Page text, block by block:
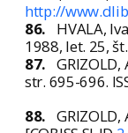
http://
86.
HVALA,
1988, let. 25,
87.
str. 695-696.
88.